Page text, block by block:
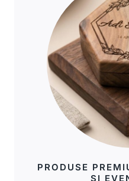
PRODUSE
ȘI